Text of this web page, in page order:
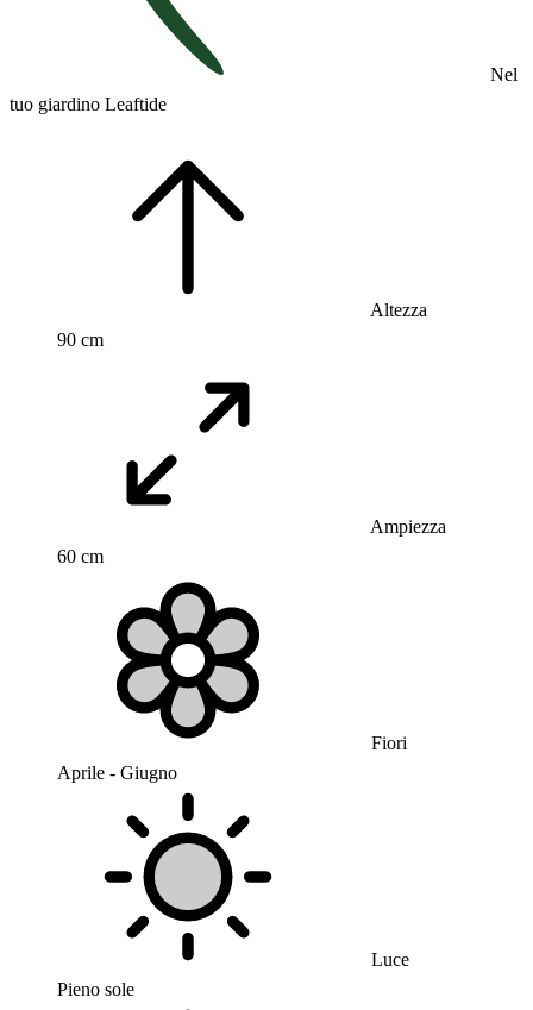
Nel
tuo giardino Leaftide
Altezza
90 cm
Ampiezza
60 cm
Fiori
Aprile - Giugno
Luce
Pieno sole